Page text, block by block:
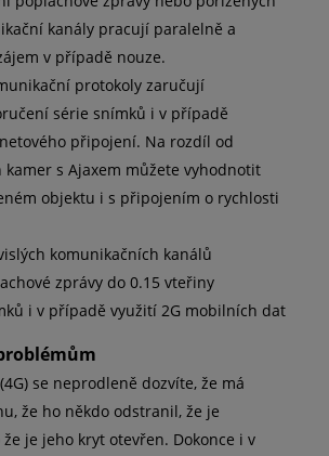
kanály pracují paralelně a
v případě nouze.
protokoly zaručují
série snímků i v případě
připojení. Na rozdíl od
kamer s Ajaxem můžete vyhodnotit
objektu i s připojením o rychlosti
komunikačních kanálů
zprávy do 0.15 vteřiny
i v případě využití 2G mobilních dat
se neprodleně dozvíte, že má
že ho někdo odstranil, že je
že je jeho kryt otevřen. Dokonce i v